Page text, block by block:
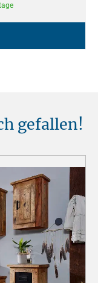
gefallen!